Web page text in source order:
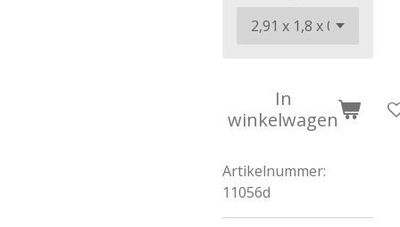
In
winkelwagen
Artikelnummer:
11056d